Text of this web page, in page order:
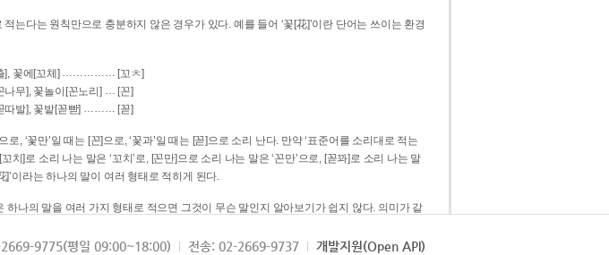
는다는 원칙만으로 충분하지 않은 경우가 있다. 예를 들어 ‘꽃[花]’이란 단어는 쓰이는 환경
], 꽃에[꼬체] …………… [꼬ㅊ]
나무], 꽃놀이[꼰노리] … [꼰]
따발], 꽃밭[꼳빧] ……… [꼳]
로, ‘꽃만’일 때는 [꼰]으로, ‘꽃과’일 때는 [꼳]으로 소리 난다. 만약 ‘표준어를 소리대로 적는
’로, [꼰만]으로 소리 나는 말은 ‘꼰만’으로, [꼳꽈]로 소리 나는 말
]’이라는 하나의 말이 여러 형태로 적히게 된다.
하나의 말을 여러 가지 형태로 적으면 그것이 무슨 말인지 알아보기가 쉽지 않다. 의미가 같
하는 데 효과적이다.
2669-9775(평일 09:00~18:00) 전송: 02-2669-9737 개발지원(Open API)